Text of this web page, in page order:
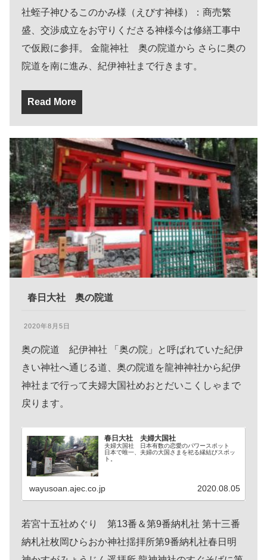
社蛭子神ひるこのかみ様（えびす神様）：商売繁
盛、交渉成立をお守りくださる神様今は修繕工事中
で仮殿に参拝。 金龍神社 奥の院道から さらに奥の
院道を南に進み、紀伊神社まで行きます。
Read More
春日大社 奥の院道
2020年8月5日
奥の院道 紀伊神社 「奥の院」と呼ばれていた紀伊
きい神社へ通じる道、奥の院道を龍神神社から紀伊
神社まで行って夫婦大国社めおとだいこくしゃまで
戻ります。
春日大社 夫婦大国社
夫婦大国社 日本有数の恋愛のパワースポット
日本で唯一、夫婦の大国さまを祀る縁結びスポッ
ト。
wayusoan.ajec.co.jp 2020.08.05
若宮十五社めぐり 第13番＆第9番納札社 第十三番
納札社枚岡ひらおか神社揺拝所第9番納札社春日明